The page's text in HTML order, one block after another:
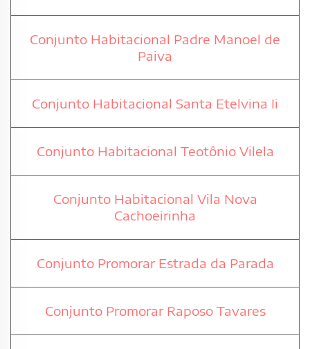
Conjunto Habitacional Padre Manoel de
Paiva
Conjunto Habitacional Santa Etelvina Ii
Conjunto Habitacional Teotônio Vilela
Conjunto Habitacional Vila Nova
Cachoeirinha
Conjunto Promorar Estrada da Parada
Conjunto Promorar Raposo Tavares